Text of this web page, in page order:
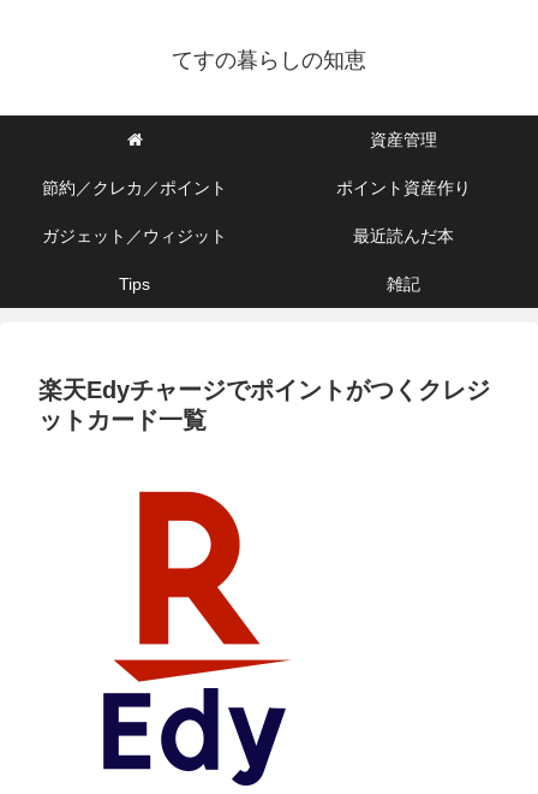
てすの暮らしの知恵
資産管理
節約／クレカ／ポイント ポイント資産作り
ガジェット／ウィジット 最近読んだ本
Tips 雑記
楽天Edyチャージでポイントがつくクレジ
ットカード一覧